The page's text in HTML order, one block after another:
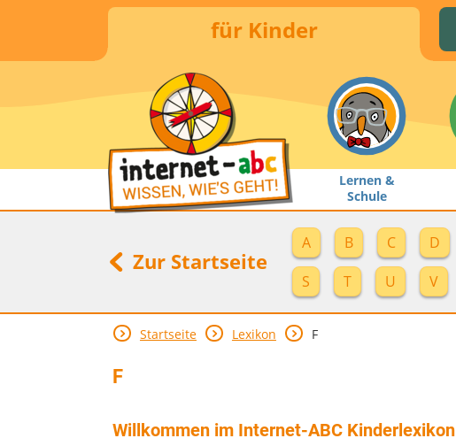
für Kinder
Lernen &
Schule
Zur Startseite
A B C D
S
T U V
Startseite Lexikon F
F
Willkommen im Internet-ABC Kinderlexikon